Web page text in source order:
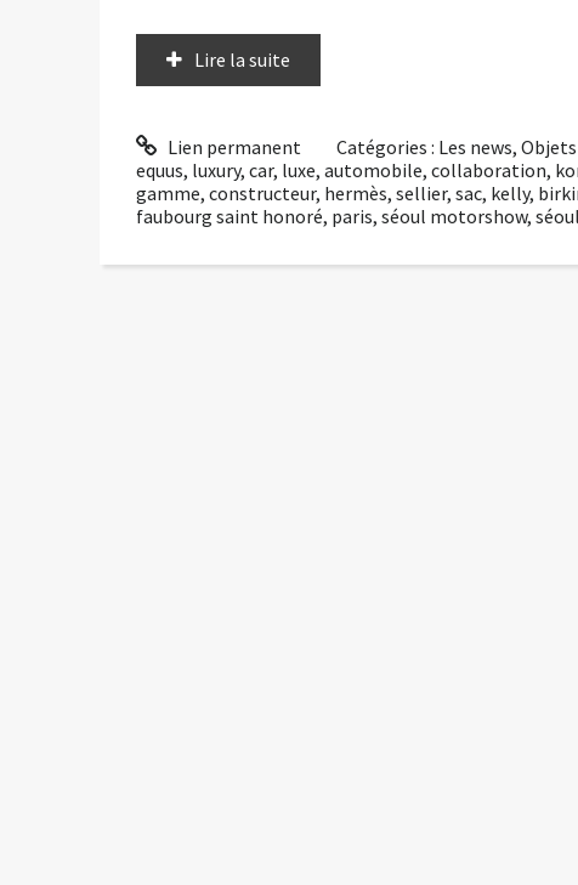
Lire la suite
Lien permanent Catégories : Les news,
equus, luxury, car, luxe, automobile, collaboration,
gamme, constructeur, hermès, sellier, sac, kelly,
faubourg saint honoré, paris, séoul motorshow, séoul